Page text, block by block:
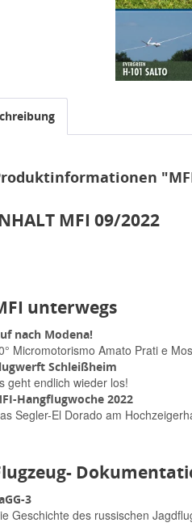
MFI 09/2022
unterwegs
nach Modena!
Micromotorismo Amato Prati e
Schleißheim
geht endlich wieder los!
Hangflugwoche 2022
Segler-El Dorado am
3
Geschichte des russischen